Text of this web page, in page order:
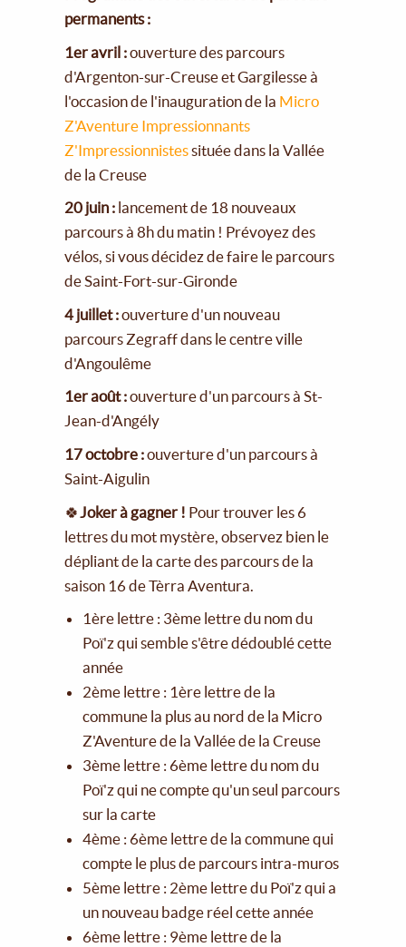
permanents :
1er avril :ouverture des parcours
d'Argenton-sur-Creuse et Gargilesse à
l'occasion de l'inauguration de la Micro
Z'Aventure Impressionnants
Z'Impressionnistessituée dans la Vallée
de la Creuse
20 juin : lancement de 18 nouveaux
parcours à 8h du matin ! Prévoyez des
vélos, si vous décidez de faire le parcours
de Saint-Fort-sur-Gironde
4 juillet :ouverture d'un nouveau
parcours Zegraff dans le centre ville
d'Angoulême
1er août :ouverture d'un parcours à St-
Jean-d'Angély
17 octobre :ouverture d'un parcours à
Saint-Aigulin
🍀 Joker à gagner ! Pour trouver les 6
lettres du mot mystère, observez bien le
dépliant de la carte des parcours de la
saison 16 de Tèrra Aventura.
1ère lettre : 3ème lettre du nom du
Poï'z qui semble s'être dédoublé cette
année
2ème lettre : 1ère lettre de la
commune la plus au nord de la Micro
Z'Aventure de la Vallée de la Creuse
3ème lettre : 6ème lettre du nom du
Poï'z qui ne compte qu'un seul parcours
sur la carte
4ème : 6ème lettre de la commune qui
compte le plus de parcours intra-muros
5ème lettre : 2ème lettre du Poï'z qui a
un nouveau badge réel cette année
6ème lettre : 9ème lettre de la